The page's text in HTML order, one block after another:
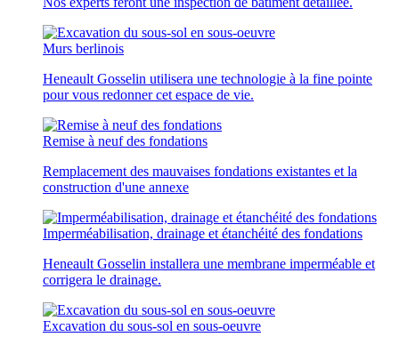
Murs berlinois
Heneault Gosselin utilisera une technologie à la fine pointe
pour vous redonner cet espace de vie.
Remise à neuf des fondations
Remplacement des mauvaises fondations existantes et la
construction d'une annexe
Imperméabilisation, drainage et étanchéité des fondations
Heneault Gosselin installera une membrane imperméable et
corrigera le drainage.
Excavation du sous-sol en sous-oeuvre